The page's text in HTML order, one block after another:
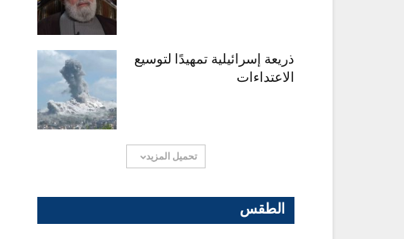
ذريعة إسرائيلية تمهيدًا لتوسيع
الاعتداءات
تحميل المزيد
الطقس